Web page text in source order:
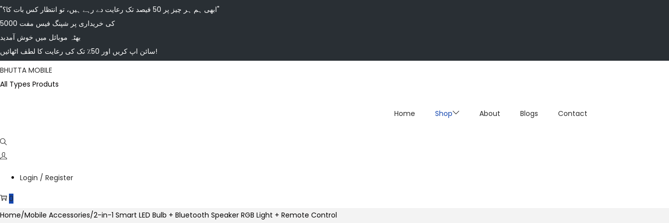
"ابھی ہم ہر چیز پر 50 فیصد تک رعایت دے رہے ہیں، تو انتظار کس بات کا؟"
5000 کی خریداری پر شپنگ فیس مفت
بھٹہ موبائل میں خوش آمدید
سائن اپ کریں اور 50٪ تک کی رعایت کا لطف اٹھائیں!
Skip
to
Skip
to
BHUTTA MOBILE
All Types Produts
Home Shop About Blogs Contact
Login / Register
0
Home/Mobile Accessories/2-in-1 Smart LED Bulb + Bluetooth Speaker RGB Light + Remote Control